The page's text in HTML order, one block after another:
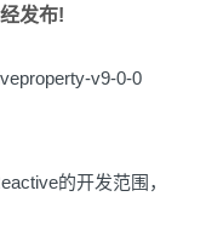
发布!
v9-0-0
的开发范围，